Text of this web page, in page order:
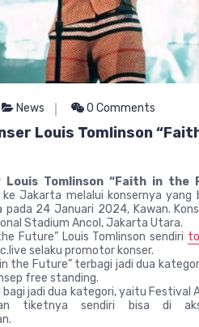
News 0 Comments
Louis Tomlinson
Louis Tomlinson “Faith in the
ke Jakarta melalui konsernya
24 Januari 2024, Kawan.
Stadium Ancol, Jakarta Utara.
Future” Louis Tomlinson sendiri
selaku promotor konser.
the Future” terbagi jadi dua
free standing.
jadi dua kategori, yaitu Festival
tiketnya sendiri bisa di